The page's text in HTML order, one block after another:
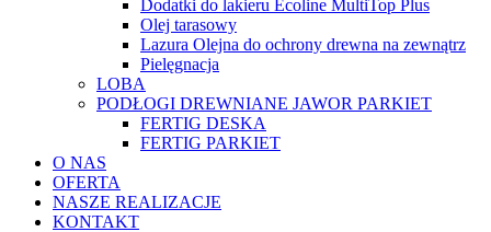
Dodatki do lakieru Ecoline MultiTop Plus
Olej tarasowy
Lazura Olejna do ochrony drewna na zewnątrz
Pielęgnacja
LOBA
PODŁOGI DREWNIANE JAWOR PARKIET
FERTIG DESKA
FERTIG PARKIET
O NAS
OFERTA
NASZE REALIZACJE
KONTAKT